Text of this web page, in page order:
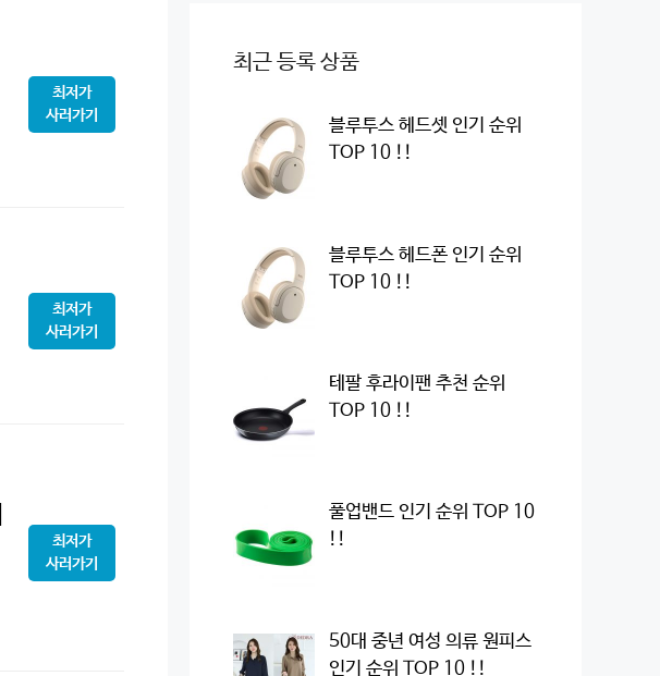
최저가
사러가기
최저가
사러가기
최저가
사러가기
최근 등록 상품
블루투스 헤드셋 인기 순위
TOP 10 !!
블루투스 헤드폰 인기 순위
TOP 10 !!
테팔 후라이팬 추천 순위
TOP 10 !!
풀업밴드 인기 순위 TOP 10
!!
50대 중년 여성 의류 원피스
인기 순위 TOP 10 !!